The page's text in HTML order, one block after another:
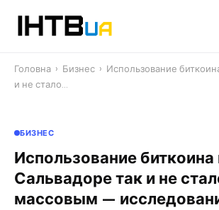
Головна › Бизнес › Использование
и не стало…
БИЗНЕС
Использование биткоина
Сальвадоре так и не
массовым —